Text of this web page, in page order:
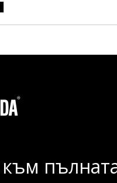
към